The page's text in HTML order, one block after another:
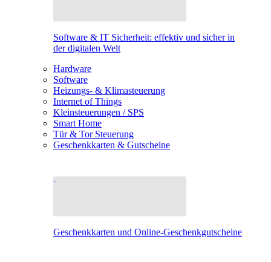
Software & IT Sicherheit: effektiv und sicher in
der digitalen Welt
Hardware
Software
Heizungs- & Klimasteuerung
Internet of Things
Kleinsteuerungen / SPS
Smart Home
Tür & Tor Steuerung
Geschenkkarten & Gutscheine
Geschenkkarten und Online-Geschenkgutscheine